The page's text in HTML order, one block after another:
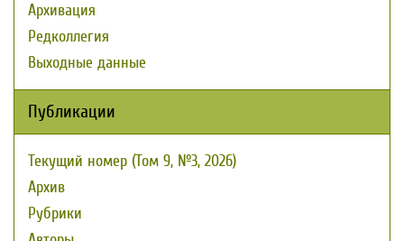
Архивация
Редколлегия
Выходные данные
Публикации
Текущий номер (Том 9, №3, 2026)
Архив
Рубрики